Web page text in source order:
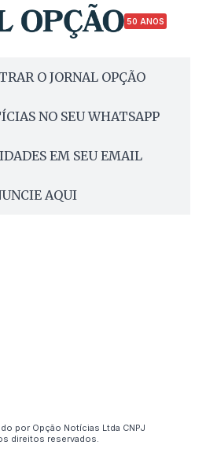
50 ANOS
O JORNAL OPÇÃO
NO SEU WHATSAPP
EM SEU EMAIL
AQUI
por Opção Notícias Ltda CNPJ
direitos reservados.